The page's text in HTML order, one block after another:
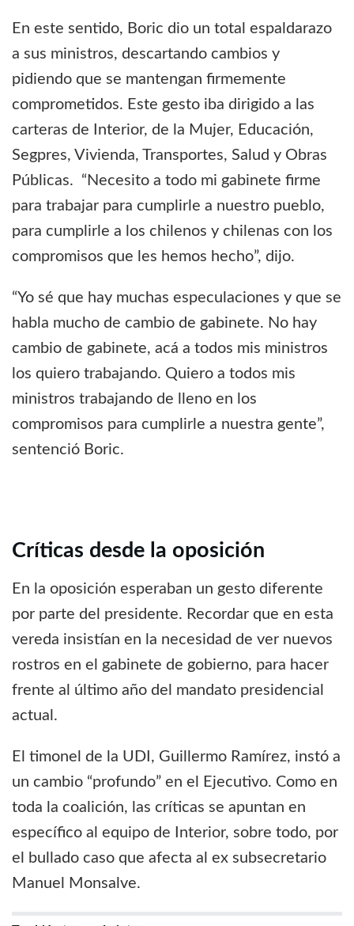
En este sentido, Boric dio un total espaldarazo
a sus ministros, descartando cambios y
pidiendo que se mantengan firmemente
comprometidos. Este gesto iba dirigido a las
carteras de Interior, de la Mujer, Educación,
Segpres, Vivienda, Transportes, Salud y Obras
Públicas. “Necesito a todo mi gabinete firme
para trabajar para cumplirle a nuestro pueblo,
para cumplirle a los chilenos y chilenas con los
compromisos que les hemos hecho”, dijo.
“Yo sé que hay muchas especulaciones y que se
habla mucho de cambio de gabinete. No hay
cambio de gabinete, acá a todos mis ministros
los quiero trabajando. Quiero a todos mis
ministros trabajando de lleno en los
compromisos para cumplirle a nuestra gente”,
sentenció Boric.
Críticas desde la oposición
En la oposición esperaban un gesto diferente
por parte del presidente. Recordar que en esta
vereda insistían en la necesidad de ver nuevos
rostros en el gabinete de gobierno, para hacer
frente al último año del mandato presidencial
actual.
El timonel de la UDI, Guillermo Ramírez, instó a
un cambio “profundo” en el Ejecutivo. Como en
toda la coalición, las críticas se apuntan en
específico al equipo de Interior, sobre todo, por
el bullado caso que afecta al ex subsecretario
Manuel Monsalve.